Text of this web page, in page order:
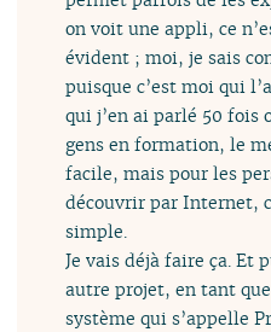
on voit une appli, ce
évident ; moi, je sais
puisque c’est moi qui
qui j’en ai parlé 50 fois
gens en formation, le
facile, mais pour les
découvrir par Internet,
simple.
Je vais déjà faire ça. Et
autre projet, en tant
système qui s’appelle